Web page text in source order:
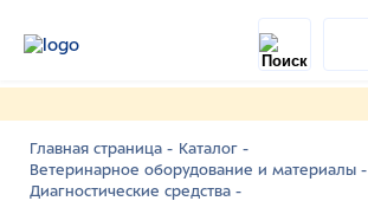
Главная страница - Каталог -
Ветеринарное оборудование и материалы -
Диагностические средства -